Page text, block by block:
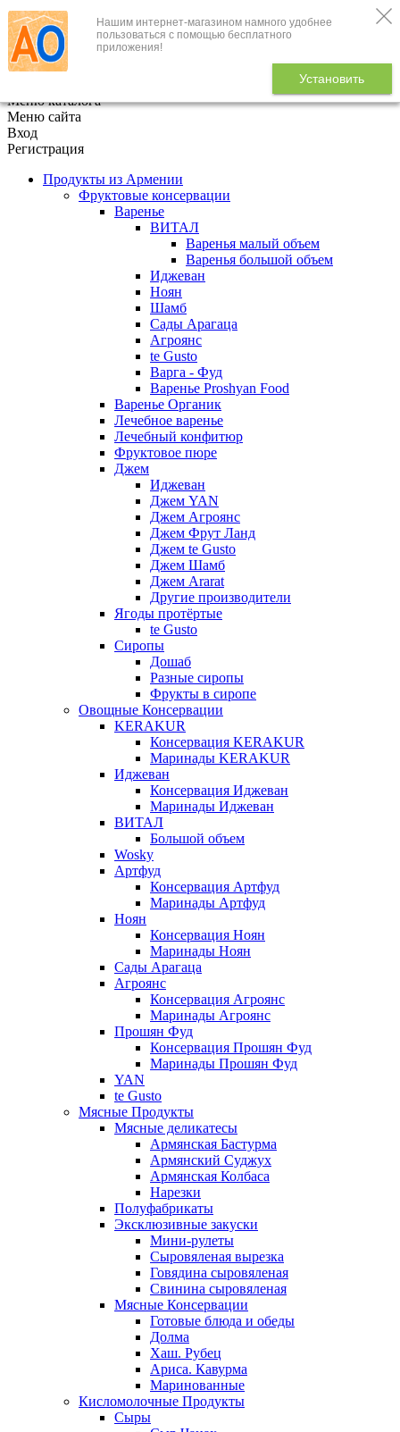
Нашим интернет-магазином намного удобнее
пользоваться с помощью бесплатного
приложения!
Установить
+7 (495) 646-888-1
В корзине
Меню каталога
Меню сайта
Вход
Регистрация
Продукты из Армении
Фруктовые консервации
Варенье
ВИТАЛ
Варенья малый объем
Варенья большой объем
Иджеван
Ноян
Шамб
Сады Арагаца
Агроянс
te Gusto
Варга - Фуд
Варенье Proshyan Food
Варенье Органик
Лечебное варенье
Лечебный конфитюр
Фруктовое пюре
Джем
Иджеван
Джем YAN
Джем Агроянс
Джем Фрут Ланд
Джем te Gusto
Джем Шамб
Джем Ararat
Другие производители
Ягоды протёртые
te Gusto
Сиропы
Дошаб
Разные сиропы
Фрукты в сиропе
Овощные Консервации
KERAKUR
Консервация KERAKUR
Маринады KERAKUR
Иджеван
Консервация Иджеван
Маринады Иджеван
ВИТАЛ
Большой объем
Wosky
Артфуд
Консервация Артфуд
Маринады Артфуд
Ноян
Консервация Ноян
Маринады Ноян
Сады Арагаца
Агроянс
Консервация Агроянс
Маринады Агроянс
Прошян Фуд
Консервация Прошян Фуд
Маринады Прошян Фуд
YAN
te Gusto
Мясные Продукты
Мясные деликатесы
Армянская Бастурма
Армянский Суджух
Армянская Колбаса
Нарезки
Полуфабрикаты
Эксклюзивные закуски
Мини-рулеты
Сыровяленая вырезка
Говядина сыровяленая
Свинина сыровяленая
Мясные Консервации
Готовые блюда и обеды
Долма
Хаш. Рубец
Ариса. Кавурма
Маринованные
Кисломолочные Продукты
Сыры